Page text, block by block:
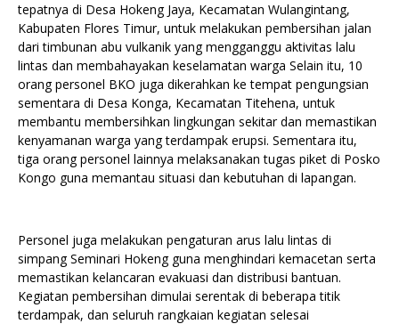
tepatnya di Desa Hokeng Jaya, Kecamatan Wulangintang,
Kabupaten Flores Timur, untuk melakukan pembersihan jalan
dari timbunan abu vulkanik yang mengganggu aktivitas lalu
lintas dan membahayakan keselamatan warga Selain itu, 10
orang personel BKO juga dikerahkan ke tempat pengungsian
sementara di Desa Konga, Kecamatan Titehena, untuk
membantu membersihkan lingkungan sekitar dan memastikan
kenyamanan warga yang terdampak erupsi. Sementara itu,
tiga orang personel lainnya melaksanakan tugas piket di Posko
Kongo guna memantau situasi dan kebutuhan di lapangan.
Personel juga melakukan pengaturan arus lalu lintas di
simpang Seminari Hokeng guna menghindari kemacetan serta
memastikan kelancaran evakuasi dan distribusi bantuan.
Kegiatan pembersihan dimulai serentak di beberapa titik
terdampak, dan seluruh rangkaian kegiatan selesai